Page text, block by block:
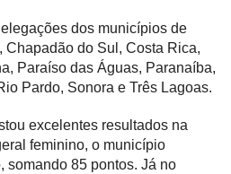
dos municípios de
Chapadão do Sul, Costa Rica,
Paraíso das Águas, Paranaíba,
Pardo, Sonora e Três Lagoas.
excelentes resultados na
feminino, o município
somando 85 pontos. Já no